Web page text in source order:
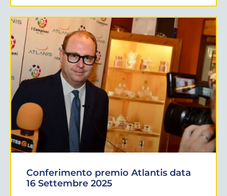
Conferimento premio Atlantis data
16 Settembre 2025